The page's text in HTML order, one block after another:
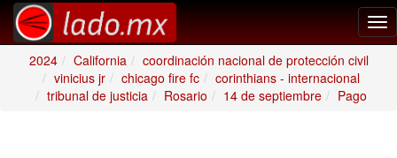
2024
California
coordinación nacional de protección civil
vinicius jr
chicago fire fc
corinthians - internacional
tribunal de justicia
Rosario 14 de septiembre Pago